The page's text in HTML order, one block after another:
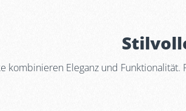
kombinieren Eleganz und